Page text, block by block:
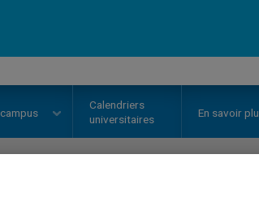
campus
Calendriers
universitaires
En savoir